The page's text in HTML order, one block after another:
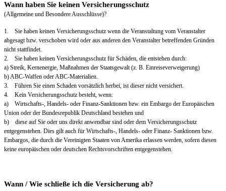
Wann haben Sie keinen Versicherungsschutz
(Allgemeine und Besondere Ausschlüsse)?
1. Sie haben keinen Versicherungsschutz wenn die Veranstaltung vom Veranstalter
abgesagt bzw. verschoben wird oder aus anderen den Veranstalter betreffenden Gründen
nicht stattfindet.
2. Sie haben keinen Versicherungsschutz für Schäden, die entstehen durch:
a) Streik, Kernenergie, Maßnahmen der Staatsgewalt (z. B. Einreiseverweigerung)
b) ABC-Waffen oder ABC-Materialien.
3. Führen Sie einen Schaden vorsätzlich herbei, ist dieser nicht versichert.
4. Kein Versicherungsschutz besteht, wenn:
a) Wirtschafts-, Handels- oder Finanz-Sanktionen bzw. ein Embargo der Europäischen
Union oder der Bundesrepublik Deutschland bestehen und
b) diese auf Sie oder uns direkt anwendbar sind oder dem Versicherungsschutz
entgegenstehen. Dies gilt auch für Wirtschafts-, Handels- oder Finanz- Sanktionen bzw.
Embargos, die durch die Vereinigten Staaten von Amerika erlassen werden, sofern diesen
keine europäischen oder deutschen Rechtsvorschriften entgegenstehen.
Wann / Wie schließe ich die Versicherung ab?